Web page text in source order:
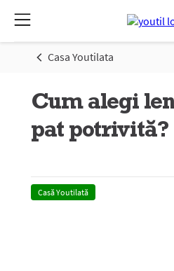
Casa Youtilata
Cum alegi
pat potrivită?
Casă Youtilată